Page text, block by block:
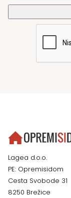
Lagea d.o.o.
PE: Opremisidom
Cesta Svobode 31
8250 Brežice